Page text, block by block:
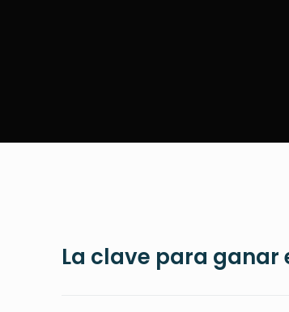
La clave para